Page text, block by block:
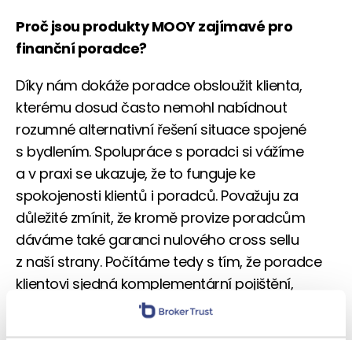
Proč jsou produkty MOOY zajímavé pro
finanční poradce?
Díky nám dokáže poradce obsloužit klienta,
kterému dosud často nemohl nabídnout
rozumné alternativní řešení situace spojené
s bydlením. Spolupráce s poradci si vážíme
a v praxi se ukazuje, že to funguje ke
spokojenosti klientů i poradců. Považuju za
důležité zmínit, že kromě provize poradcům
dáváme také garanci nulového cross sellu
z naší strany. Počítáme tedy s tím, že poradce
klientovi sjedná komplementární pojištění,
a především v budoucnu hypotéku, ke které